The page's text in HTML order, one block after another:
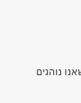
נוהגים